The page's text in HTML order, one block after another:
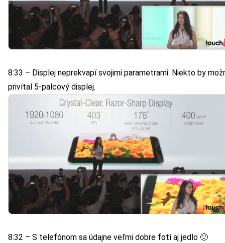
8:33 – Displej neprekvapí svojimi parametrami. Niekto by
privítal 5-palcový displej.
8:32 – S telefónom sa údajne veľmi dobre fotí aj jedlo 🙂